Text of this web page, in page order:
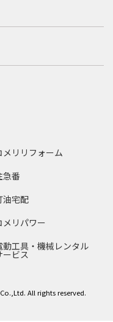
メリリフォーム
急番
油宅配
メリパワー
動工具・機械レンタル
ービス
Co.,Ltd. All rights reserved.